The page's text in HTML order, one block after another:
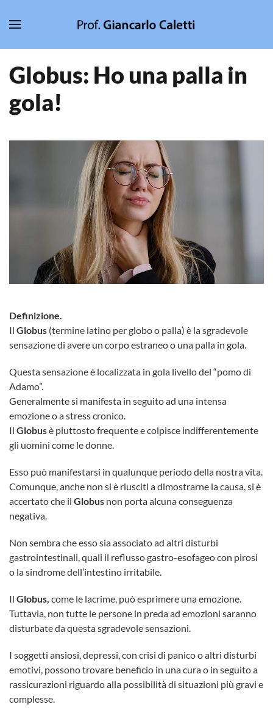
Globus: Ho una palla in
gola!
Definizione.
Il Globus (termine latino per globo o palla) è la sgradevole
sensazione di avere un corpo estraneo o una palla in gola.
Questa sensazione è localizzata in gola livello del “pomo di
Adamo”.
Generalmente si manifesta in seguito ad una intensa
emozione o a stress cronico.
Il Globusè piuttosto frequente e colpisce indifferentemente
gli uomini come le donne.
Esso può manifestarsi in qualunque periodo della nostra vita.
Comunque, anche non si è riusciti a dimostrarne la causa, si è
accertato che il Globus non porta alcuna conseguenza
negativa.
Non sembra che esso sia associato ad altri disturbi
gastrointestinali, quali il reflusso gastro-esofageo con pirosi
o la sindrome dell’intestino irritabile.
Il Globus, come le lacrime, può esprimere una emozione.
Tuttavia, non tutte le persone in preda ad emozioni saranno
disturbate da questa sgradevole sensazioni.
I soggetti ansiosi, depressi, con crisi di panico o altri disturbi
emotivi, possono trovare beneficio in una cura o in seguito a
rassicurazioni riguardo alla possibilità di situazioni più gravi e
complesse.